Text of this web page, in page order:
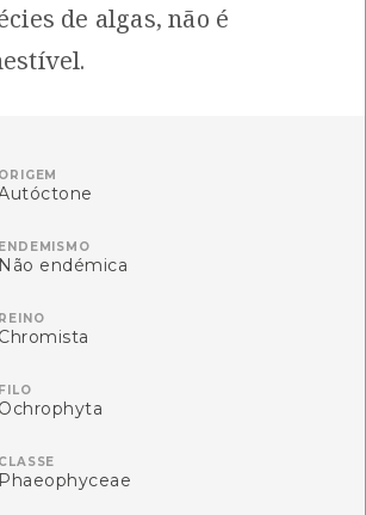
de algas, não é
ORIGEM
ENDEMISMO
Não endémica
REINO
Chromista
FILO
Ochrophyta
CLASSE
Phaeophyceae